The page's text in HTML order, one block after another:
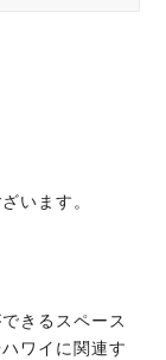
います。
きるスペース
ワイに関連す